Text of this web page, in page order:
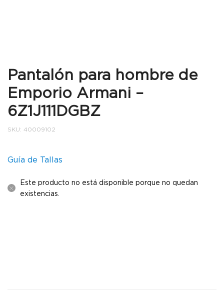
Pantalón para hombre de
Emporio Armani –
6Z1J111DGBZ
SKU: 40009102
Guía de Tallas
Este producto no está disponible porque no quedan
existencias.